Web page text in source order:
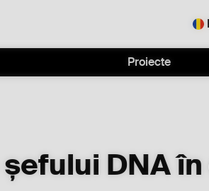
Proiecte
DNA